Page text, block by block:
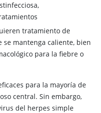
tratamiento de
se mantenga caliente, bien
para la fiebre o
para la mayoría de
central. Sin embargo,
del herpes simple